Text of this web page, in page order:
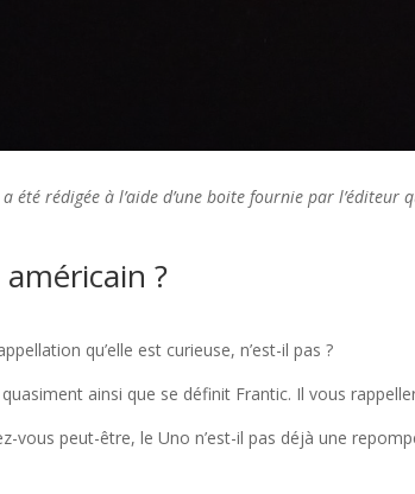
été rédigée à l’aide d’une boite fournie par l’éditeur
?
qu’elle est curieuse, n’est-il pas ?
quasiment ainsi que se définit Frantic. Il vous
vous peut-être, le Uno n’est-il pas déjà une